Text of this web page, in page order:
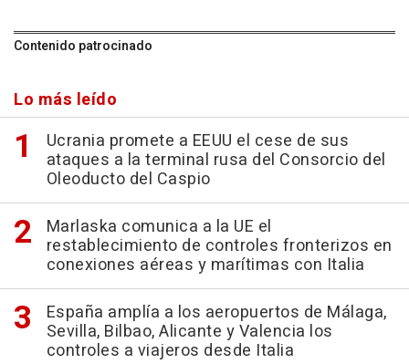
Contenido patrocinado
Lo más leído
Ucrania promete a EEUU el cese de sus
ataques a la terminal rusa del Consorcio del
Oleoducto del Caspio
Marlaska comunica a la UE el
restablecimiento de controles fronterizos en
conexiones aéreas y marítimas con Italia
España amplía a los aeropuertos de Málaga,
Sevilla, Bilbao, Alicante y Valencia los
controles a viajeros desde Italia